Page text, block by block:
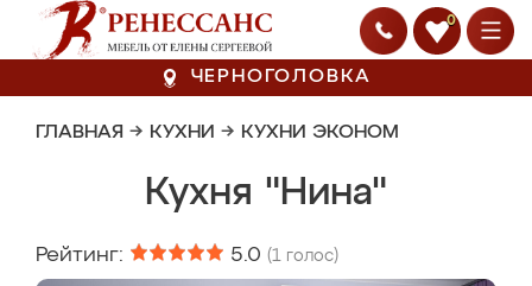
0
ЧЕРНОГОЛОВКА
ГЛАВНАЯ → КУХНИ → КУХНИ ЭКОНОМ
Кухня "Нина"
Рейтинг: 5.0 (1 голос)